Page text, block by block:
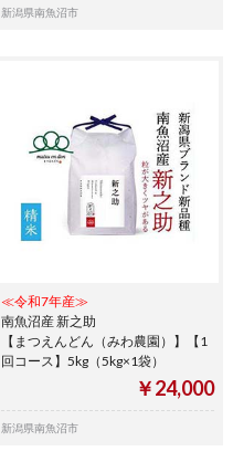
新潟県南魚沼市
≪令和7年産≫
南魚沼産 新之助
【まつえんどん（みわ農園）】【1
回コース】5kg（5kg×1袋）
￥24,000
新潟県南魚沼市